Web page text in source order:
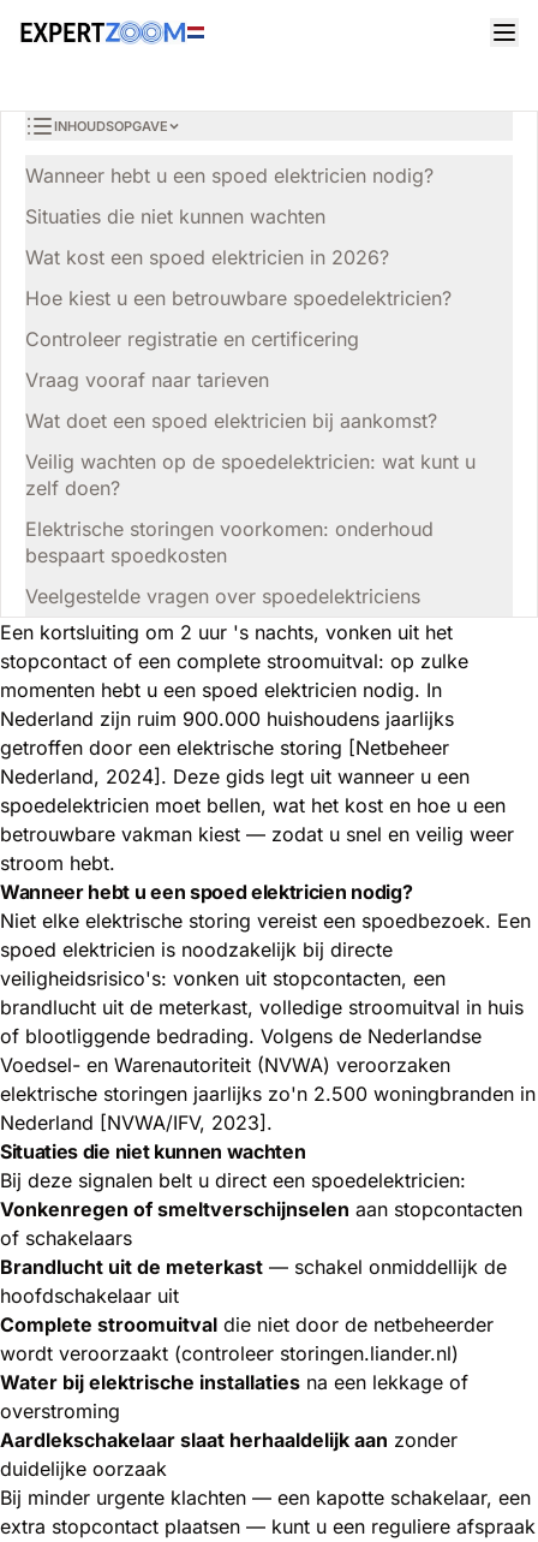
Huisverbetering
Spoed elektricien nodig? Kosten, tips en wat u zelf kunt
Thomas Jansen
6 min leestijd 17 maart 2026
INHOUDSOPGAVE
Wanneer hebt u een spoed elektricien nodig?
Situaties die niet kunnen wachten
Wat kost een spoed elektricien in 2026?
Hoe kiest u een betrouwbare spoedelektricien?
Controleer registratie en certificering
Vraag vooraf naar tarieven
Wat doet een spoed elektricien bij aankomst?
Veilig wachten op de spoedelektricien: wat kunt u
zelf doen?
Elektrische storingen voorkomen: onderhoud
bespaart spoedkosten
Veelgestelde vragen over spoedelektriciens
Een kortsluiting om 2 uur 's nachts, vonken uit het
stopcontact of een complete stroomuitval: op zulke
momenten hebt u een spoed elektricien nodig. In
Nederland zijn ruim 900.000 huishoudens jaarlijks
getroffen door een elektrische storing [Netbeheer
Nederland, 2024]. Deze gids legt uit wanneer u een
spoedelektricien moet bellen, wat het kost en hoe u een
betrouwbare vakman kiest — zodat u snel en veilig weer
stroom hebt.
Wanneer hebt u een spoed elektricien nodig?
Niet elke elektrische storing vereist een spoedbezoek. Een
spoed elektricien is noodzakelijk bij directe
veiligheidsrisico's: vonken uit stopcontacten, een
brandlucht uit de meterkast, volledige stroomuitval in huis
of blootliggende bedrading. Volgens de Nederlandse
Voedsel- en Warenautoriteit (NVWA) veroorzaken
elektrische storingen jaarlijks zo'n 2.500 woningbranden in
Nederland [NVWA/IFV, 2023].
Situaties die niet kunnen wachten
Bij deze signalen belt u direct een spoedelektricien:
Vonkenregen of smeltverschijnselen aan stopcontacten
of schakelaars
Brandlucht uit de meterkast — schakel onmiddellijk de
hoofdschakelaar uit
Complete stroomuitval die niet door de netbeheerder
wordt veroorzaakt (controleer storingen.liander.nl)
Water bij elektrische installaties na een lekkage of
overstroming
Aardlekschakelaar slaat herhaaldelijk aan zonder
duidelijke oorzaak
Bij minder urgente klachten — een kapotte schakelaar, een
extra stopcontact plaatsen — kunt u een reguliere afspraak